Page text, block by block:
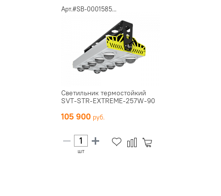
Арт.#SB-0001585...
Светильник термостойкий
SVT-STR-EXTREME-257W-90
105 900
шт